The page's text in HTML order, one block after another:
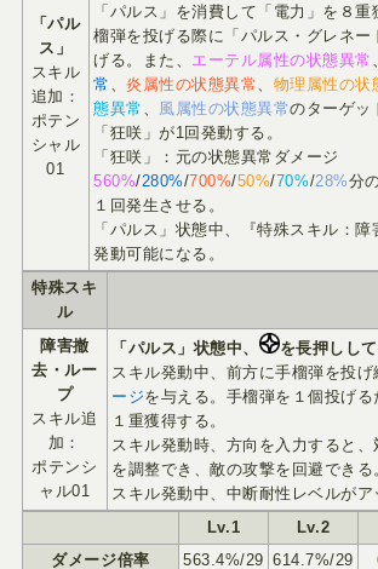
「パル
ス」
スキル
追加：
ポテン
シャル
01
「パルス」を消費して「電力」を８
榴弾を投げる際に「パルス・グレネー
げる。また、
エーテル属性の状態異常
常
、炎属性の状態異常 物理属性の状
態異常
風属性の状態異常のターゲッ
「狂咲」が1回発動する。
「狂咲」：元の状態異常ダメージ
560%/280%/700%/50%/70%/28%分
１回発生させる。
「パルス」状態中、『特殊スキル：
発動可能になる。
特殊スキ
ル
障害撤
去・ルー
プ
スキル追
加：
ポテンシ
ャル01
「パルス」状態中、
を長押しして
スキル発動中、前方に手榴弾を投げ
ージを与える。手榴弾を１個投げ
１重獲得する。
スキル発動時、方向を入力すると
を調整でき、敵の攻撃を回避できる
スキル発動中、中断耐性レベルがア
Lv.1
Lv.2
ダメージ倍率
563.4%/29 614.7%/29